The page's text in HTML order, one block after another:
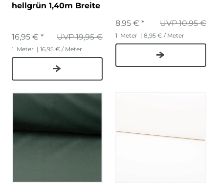
hellgrün 1,40m Breite
UVP 19,95 €
16,95 € *
1 Meter | 16,95 € / Meter
UVP 10,95 €
8,95 € *
1 Meter | 8,95 € / Meter